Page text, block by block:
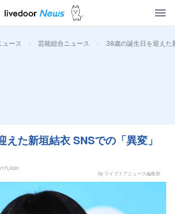
ュース > 芸能総合ニュース > 38歳の誕生日を迎えた
えた新垣結衣 SNSでの「異変」
FLASH
by ライブドアニュース編集部